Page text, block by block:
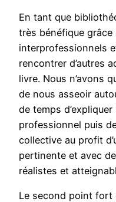
En tant que
très bénéfique grâce
interprofessionnels
rencontrer d’autres
livre. Nous n’avons
de nous asseoir
de temps
professionnel puis
collective au profit
pertinente et avec
réalistes et
Le second point fort